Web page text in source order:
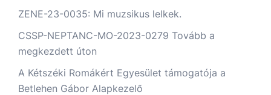
ZENE-23-0035: Mi muzsikus lelkek.
CSSP-NEPTANC-MO-2023-0279 Tovább a
megkezdett úton
A Kétszéki Romákért Egyesület támogatója a
Betlehen Gábor Alapkezelő